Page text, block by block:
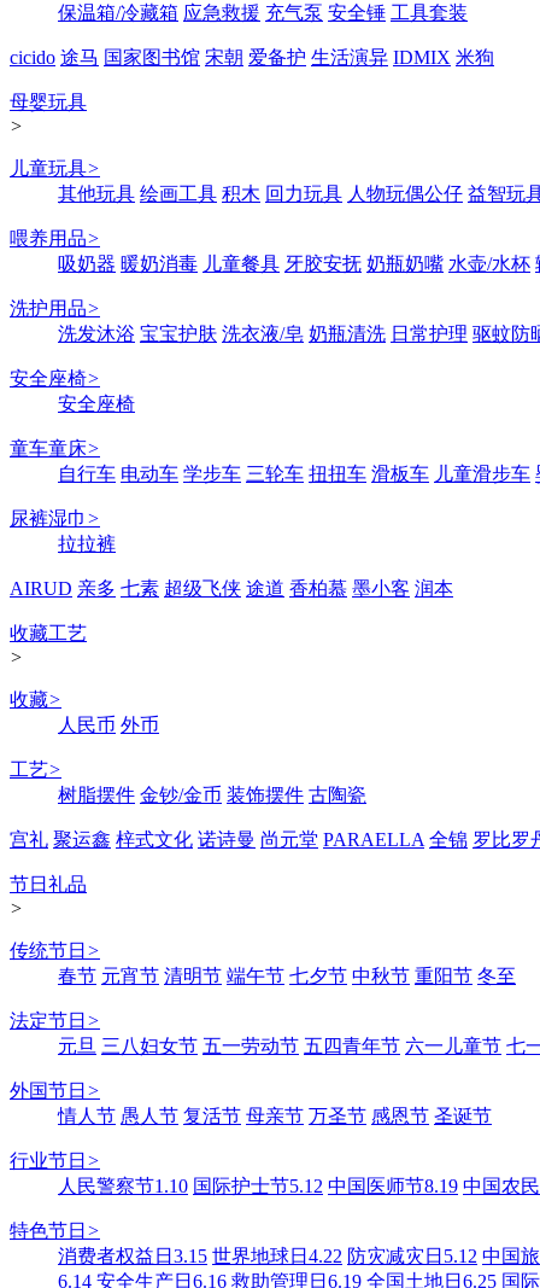
保温箱/冷藏箱 应急救援 充气泵 安全锤 工具套装
cicido 途马 国家图书馆 宋朝 爱备护 生活演异 IDMIX 米狗
母婴玩具
>
儿童玩具>
其他玩具 绘画工具 积木 回力玩具 人物玩偶公仔 益智玩
喂养用品>
吸奶器 暖奶消毒 儿童餐具 牙胶安抚 奶瓶奶嘴 水壶/水杯
洗护用品>
洗发沐浴 宝宝护肤 洗衣液/皂 奶瓶清洗 日常护理 驱蚊防
安全座椅>
安全座椅
童车童床>
自行车 电动车 学步车 三轮车 扭扭车 滑板车 儿童滑步车
尿裤湿巾 >
拉拉裤
AIRUD 亲多 七素 超级飞侠 途道 香柏慕 墨小客 润本
收藏工艺
>
收藏>
人民币 外币
工艺>
树脂摆件 金钞/金币 装饰摆件 古陶瓷
宫礼 聚运鑫 梓式文化 诺诗曼 尚元堂 PARAELLA 全锦 罗比罗
节日礼品
>
传统节日 >
春节 元宵节 清明节 端午节 七夕节 中秋节 重阳节 冬至
法定节日 >
元旦 三八妇女节 五一劳动节 五四青年节 六一儿童节 七
外国节日 >
情人节 愚人节 复活节 母亲节 万圣节 感恩节 圣诞节
行业节日 >
人民警察节1.10 国际护士节5.12 中国医师节8.19 中国农
特色节日 >
消费者权益日3.15 世界地球日4.22 防灾减灾日5.12 中国
6.14 安全生产日6.16 救助管理日6.19 全国土地日6.25 国